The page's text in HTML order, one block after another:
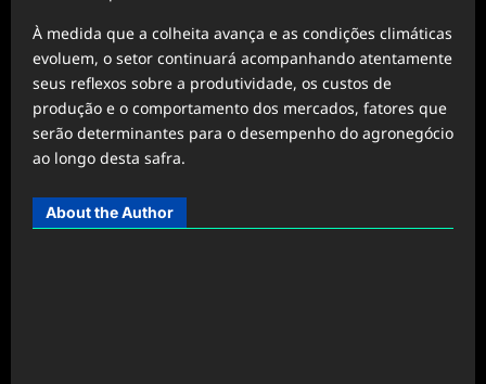
À medida que a colheita avança e as condições climáticas
evoluem, o setor continuará acompanhando atentamente
seus reflexos sobre a produtividade, os custos de
produção e o comportamento dos mercados, fatores que
serão determinantes para o desempenho do agronegócio
ao longo desta safra.
About the Author